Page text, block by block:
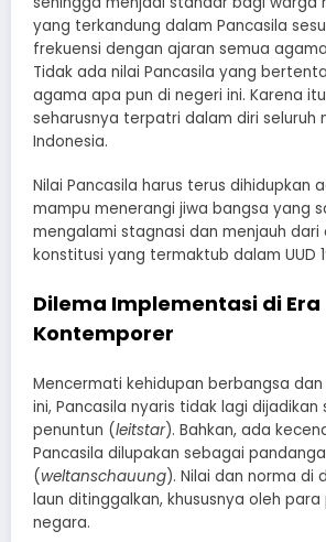
yang terkandung dalam Pancasila
frekuensi dengan ajaran semua
Tidak ada nilai Pancasila yang
agama apa pun di negeri ini. Karena
seharusnya terpatri dalam diri seluruh
Indonesia.
​Nilai Pancasila harus terus dihidupkan
mampu menerangi jiwa bangsa yang
mengalami stagnasi dan menjauh
konstitusi yang termaktub dalam UUD
​Dilema Implementasi di Era
Kontemporer
​Mencermati kehidupan berbangsa
ini, Pancasila nyaris tidak lagi
penuntun (leitstar). Bahkan, ada
Pancasila dilupakan sebagai
(weltanschauung). Nilai dan norma di
laun ditinggalkan, khususnya oleh
negara.